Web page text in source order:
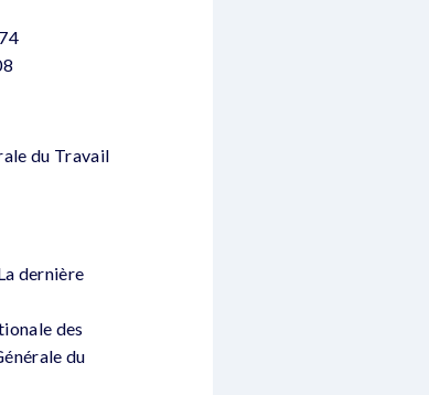
du Travail
dernière
des
du